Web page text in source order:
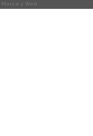
y Web